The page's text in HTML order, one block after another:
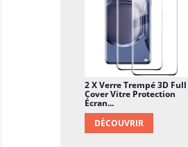
2 X Verre Trempé 3D Full
Cover Vitre Protection
Écran...
DÉCOUVRIR